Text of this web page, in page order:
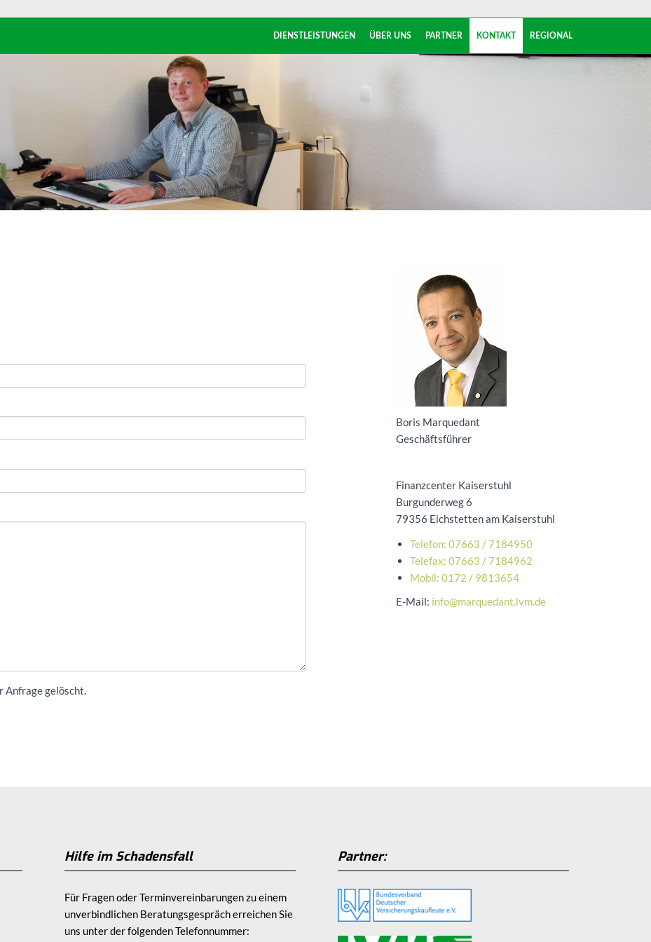
DIENSTLEISTUNGEN ÜBER UNS PARTNER KONTAKT REGIONAL
Anfrage gelöscht.
Boris Marquedant
Geschäftsführer
Finanzcenter Kaiserstuhl
Burgunderweg 6
79356 Eichstetten am Kaiserstuhl
Telefon: 07663 / 7184950
Telefax: 07663 / 7184962
Mobil: 0172 / 9813654
E-Mail: info@marquedant.lvm.de
Hilfe im Schadensfall
Für Fragen oder Terminvereinbarungen zu einem
unverbindlichen Beratungsgespräch erreichen Sie
uns unter der folgenden Telefonnummer:
Partner: